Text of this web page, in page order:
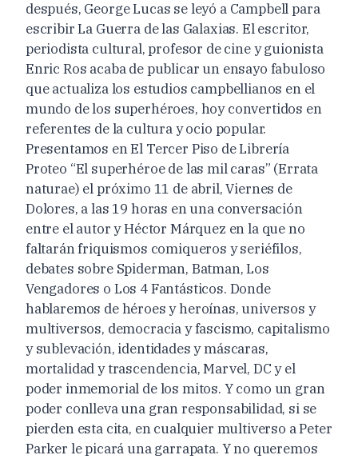
después, George Lucas se leyó a Campbell para
escribir La Guerra de las Galaxias. El escritor,
periodista cultural, profesor de cine y guionista
Enric Ros acaba de publicar un ensayo fabuloso
que actualiza los estudios campbellianos en el
mundo de los superhéroes, hoy convertidos en
referentes de la cultura y ocio popular.
Presentamos en El Tercer Piso de Librería
Proteo “El superhéroe de las mil caras” (Errata
naturae) el próximo 11 de abril, Viernes de
Dolores, a las 19 horas en una conversación
entre el autor y Héctor Márquez en la que no
faltarán friquismos comiqueros y seriéfilos,
debates sobre Spiderman, Batman, Los
Vengadores o Los 4 Fantásticos. Donde
hablaremos de héroes y heroínas, universos y
multiversos, democracia y fascismo, capitalismo
y sublevación, identidades y máscaras,
mortalidad y trascendencia, Marvel, DC y el
poder inmemorial de los mitos. Y como un gran
poder conlleva una gran responsabilidad, si se
pierden esta cita, en cualquier multiverso a Peter
Parker le picará una garrapata. Y no queremos